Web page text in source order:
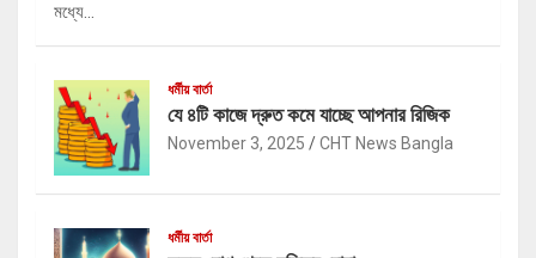
মধ্যে…
ধর্মীয় বার্তা
যে ৪টি কাজে দ্রুত কমে যাচ্ছে আপনার রিজিক
November 3, 2025 CHT News Bangla
ধর্মীয় বার্তা